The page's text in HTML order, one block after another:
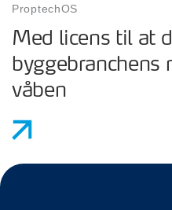
ProptechOS
Med licens til at
byggebranchens
våben